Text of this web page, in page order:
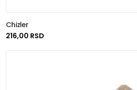
Chizler
216,00 RSD